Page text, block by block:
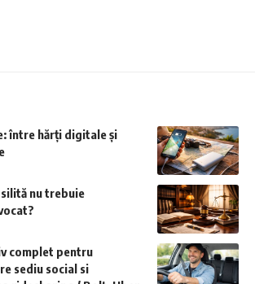
între hărți digitale și
silită nu trebuie
complet pentru
sediu social si